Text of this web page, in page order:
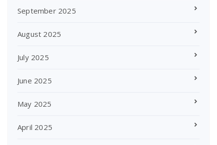
September 2025
August 2025
July 2025
June 2025
May 2025
April 2025